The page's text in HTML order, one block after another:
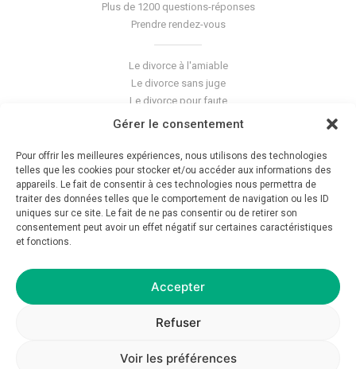
Gérer le consentement
Pour offrir les meilleures expériences, nous utilisons des technologies
telles que les cookies pour stocker et/ou accéder aux informations des
appareils. Le fait de consentir à ces technologies nous permettra de
traiter des données telles que le comportement de navigation ou les ID
uniques sur ce site. Le fait de ne pas consentir ou de retirer son
consentement peut avoir un effet négatif sur certaines caractéristiques
et fonctions.
Accepter
Refuser
Voir les préférences
Plus de 1200 questions-réponses
Prendre rendez-vous
Le divorce à l'amiable
Le divorce sans juge
Le divorce pour faute
Le divorce accepté
La séparation de corps
Les violences conjugales
Le blog du cabinet
Glossaire
Déontologie
Politique de confidentialité